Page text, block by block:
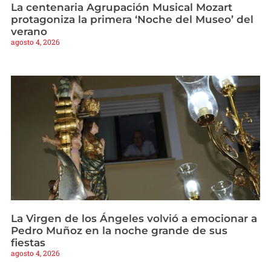
La centenaria Agrupación Musical Mozart
protagoniza la primera ‘Noche del Museo’ del
verano
agosto 4, 2026
La Virgen de los Ángeles volvió a emocionar a
Pedro Muñoz en la noche grande de sus
fiestas
agosto 4, 2026